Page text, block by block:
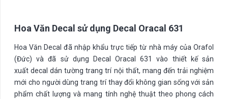
Hoa Văn Decal sử dụng Decal Oracal 631
Hoa Văn Decal đã nhập khẩu trực tiếp từ nhà máy của Orafol
(Đức) và đã sử dụng Decal Oracal 631 vào thiết kế sản
xuất decal dán tường trang trí nội thất, mang đến trải nghiệm
mới cho người dùng trang trí thay đổi không gian sống với sản
phẩm chất lượng và mang tính nghệ thuật theo phong cách